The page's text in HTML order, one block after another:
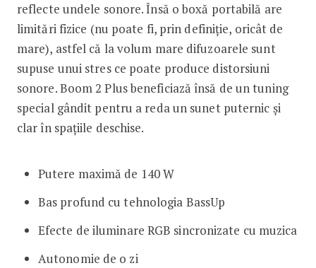
reflecte undele sonore. Însă o boxă portabilă are
limitări fizice (nu poate fi, prin definiție, oricât de
mare), astfel că la volum mare difuzoarele sunt
supuse unui stres ce poate produce distorsiuni
sonore. Boom 2 Plus beneficiază însă de un tuning
special gândit pentru a reda un sunet puternic și
clar în spațiile deschise.
Putere maximă de 140 W
Bas profund cu tehnologia BassUp
Efecte de iluminare RGB sincronizate cu muzica
Autonomie de o zi